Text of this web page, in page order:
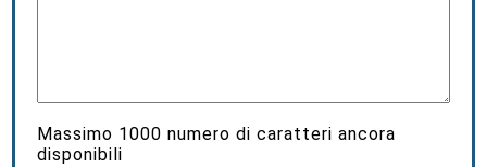
Massimo 1000 numero di caratteri ancora
disponibili